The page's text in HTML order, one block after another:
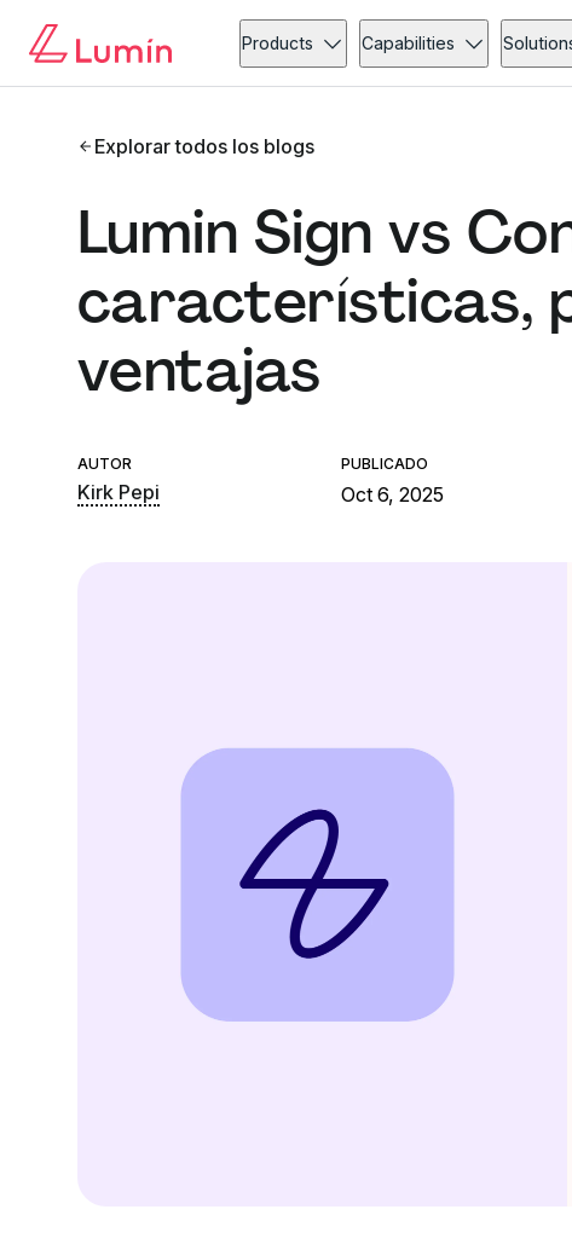
Products Capabilities
Explorar todos los blogs
Lumin Sign vs
características,
ventajas
AUTOR
Kirk Pepi
PUBLICADO
Oct 6, 2025